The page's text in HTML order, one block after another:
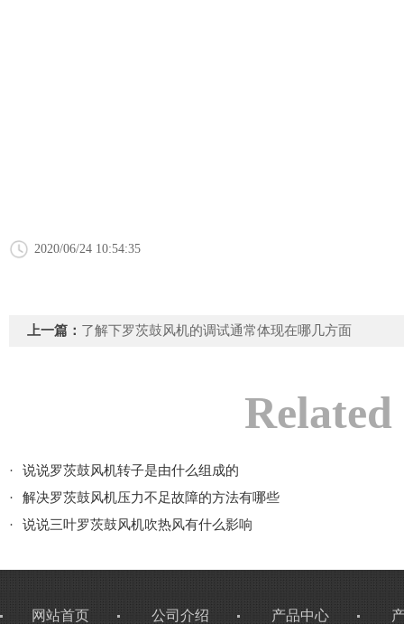
2020/06/24 10:54:35
上一篇： 了解下罗茨鼓风机的调试通常体现在哪几方面
·
说说罗茨鼓风机转子是由什么组成的
·
解决罗茨鼓风机压力不足故障的方法有哪些
·
说说三叶罗茨鼓风机吹热风有什么影响
网站首页 公司介绍 产品中心